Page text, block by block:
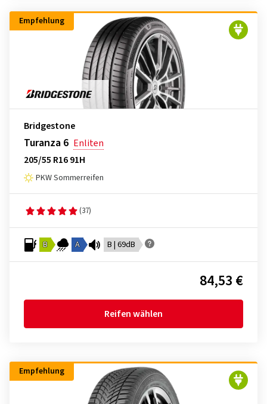
Empfehlung
Bridgestone
Turanza 6 Enliten
205/55 R16 91H
PKW Sommerreifen
(37)
B A B | 69dB
84,53 €
Reifen wählen
Empfehlung